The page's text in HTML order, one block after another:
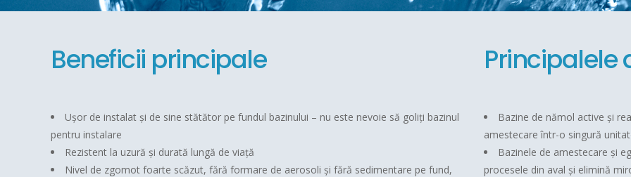
Beneficii principale
Ușor de instalat și de sine stătător pe fundul bazinului – nu este nevoie să goliți bazinul
pentru instalare
Rezistent la uzură și durată lungă de viață
Nivel de zgomot foarte scăzut, fără formare de aerosoli și fără sedimentare pe fund,
Principalele
Bazine de nămol active și
amestecare într-o singură
Bazinele de amestecare și
procesele din aval și elimină